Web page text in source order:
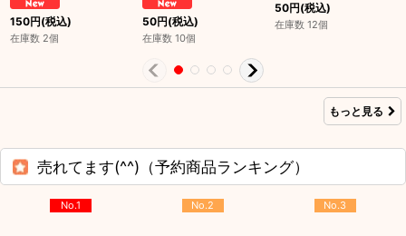
150円(税込)
在庫数 2個
50円(税込)
在庫数 10個
50円(税込)
在庫数 12個
もっと見る
売れてます(^^)（予約商品ランキング）
No.1 No.2 No.3